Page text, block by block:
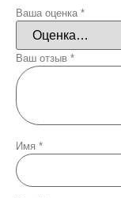
Ваша оценка *
Ваш отзыв *
Имя *